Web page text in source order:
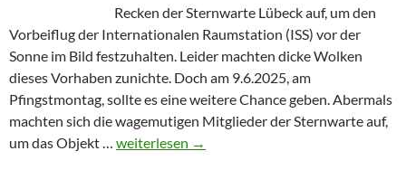
Recken der Sternwarte Lübeck auf, um den
Vorbeiflug der Internationalen Raumstation (ISS) vor der
Sonne im Bild festzuhalten. Leider machten dicke Wolken
dieses Vorhaben zunichte. Doch am 9.6.2025, am
Pfingstmontag, sollte es eine weitere Chance geben. Abermals
machten sich die wagemutigen Mitglieder der Sternwarte auf,
um das Objekt … Wir haben sie erwischt!
weiterlesen →